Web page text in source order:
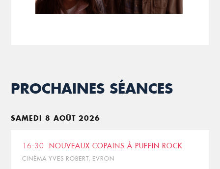
PROCHAINES SÉANCES
SAMEDI 8 AOÛT 2026
16:30 NOUVEAUX COPAINS À PUFFIN ROCK
CINÉMA YVES ROBERT, EVRON